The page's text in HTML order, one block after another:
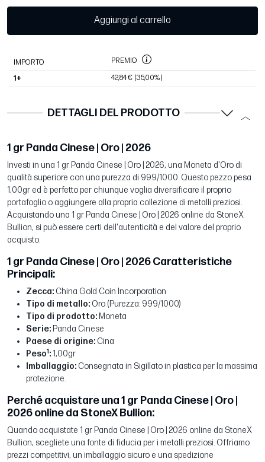
Aggiungi al carrello
IMPORTO PREMIO
1+ 42,84 € (35,00%)
DETTAGLI DEL PRODOTTO
1 gr Panda Cinese | Oro | 2026
Investi in una 1 gr Panda Cinese | Oro | 2026, una Moneta d'Oro di
qualità superiore con una purezza di 999/1000. Questo pezzo pesa
1,00gr ed è perfetto per chiunque voglia diversificare il proprio
portafoglio o aggiungere alla propria collezione di metalli preziosi.
Acquistando una 1 gr Panda Cinese | Oro | 2026 online da StoneX
Bullion, si può essere certi dell'autenticità e del valore del proprio
acquisto.
1 gr Panda Cinese | Oro | 2026 Caratteristiche
Principali:
Zecca: China Gold Coin Incorporation
Tipo di metallo: Oro (Purezza: 999/1000)
Tipo di prodotto: Moneta
Serie: Panda Cinese
Paese di origine: Cina
Peso1: 1,00gr
Imballaggio: Consegnata in Sigillato in plastica per la massima
protezione.
Perché acquistare una 1 gr Panda Cinese | Oro |
2026 online da StoneX Bullion:
Quando acquistate 1 gr Panda Cinese | Oro | 2026 online da StoneX
Bullion, scegliete una fonte di fiducia per i metalli preziosi. Offriamo
prezzi competitivi, un imballaggio sicuro e una spedizione